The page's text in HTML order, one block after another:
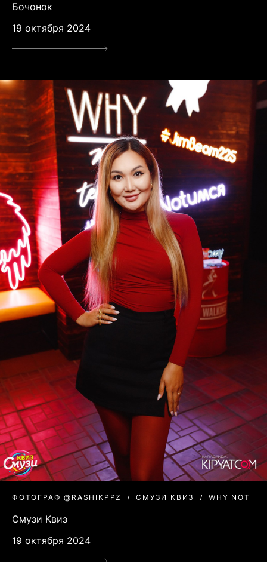
Бочонок
19 октября 2024
ФОТОГРАФ @RASHIKPPZ СМУЗИ КВИЗ WHY NOT
Смузи Квиз
19 октября 2024